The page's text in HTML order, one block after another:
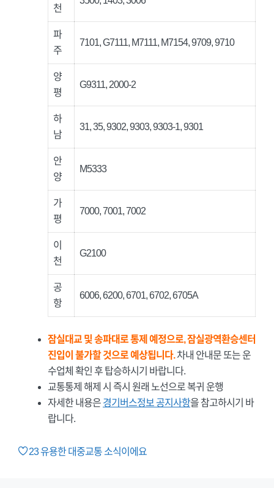
천
파
주
7101, G7111, M7111, M7154, 9709, 9710
양
평
G9311, 2000-2
하
남
31, 35, 9302, 9303, 9303-1, 9301
안
양
M5333
가
평
7000, 7001, 7002
이
천
G2100
공
항
6006, 6200, 6701, 6702, 6705A
잠실대교 및 송파대로 통제 예정으로, 잠실광역환승센터
진입이 불가할 것으로 예상됩니다.차내 안내문 또는 운
수업체 확인 후 탑승하시기 바랍니다.
교통통제 해제 시 즉시 원래 노선으로 복귀 운행
자세한 내용은 경기버스정보 공지사항을 참고하시기 바
랍니다.
23유용한 대중교통 소식이에요